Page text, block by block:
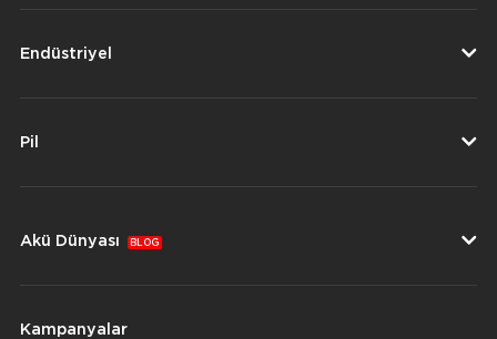
Endüstriyel
Pil
Akü Dünyası BLOG
Kampanyalar